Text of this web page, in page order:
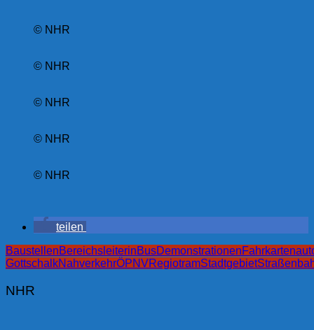
© NHR
© NHR
© NHR
© NHR
© NHR
teilen
BaustellenBereichsleiterinBusDemonstrationen
GottschalkNahverkehrÖPNVRegiotramStadtgebiet
NHR